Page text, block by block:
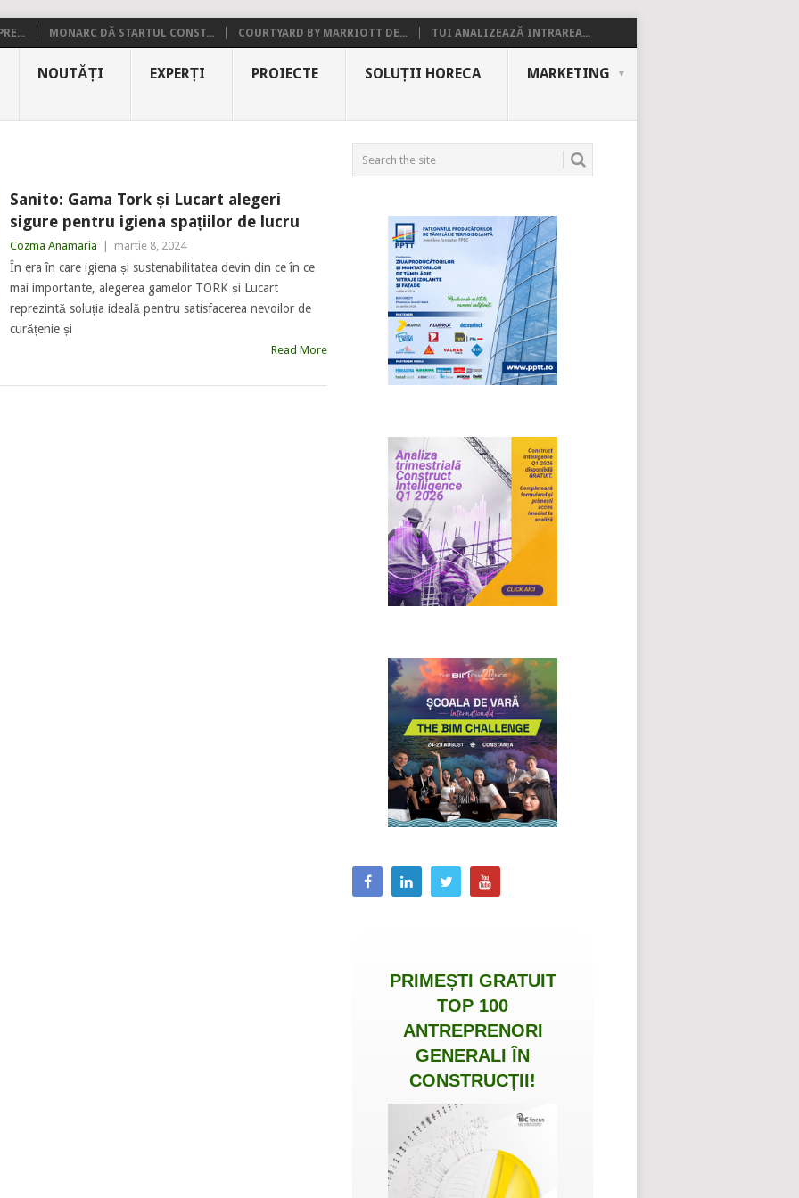
MONARC DĂ STARTUL CONST... COURTYARD BY MARRIOTT DE... TUI ANALIZEAZĂ INTRAREA...
NOUTĂȚI EXPERȚI PROIECTE SOLUȚII HORECA MARKETING
Sanito: Gama Tork și Lucart alegeri
sigure pentru igiena spațiilor de lucru
Cozma Anamaria martie 8, 2024
În era în care igiena și sustenabilitatea devin din ce în ce
mai importante, alegerea gamelor TORK și Lucart
reprezintă soluția ideală pentru satisfacerea nevoilor de
curățenie și
Read More
PRIMEȘTI GRATUIT
TOP 100
ANTREPRENORI
GENERALI ÎN
CONSTRUCȚII!